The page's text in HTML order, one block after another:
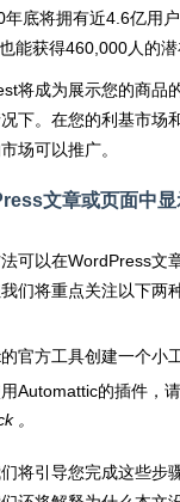
底将拥有近4.6亿用
能获得460,000人的潜
将成为展示您的商品
下。在您的利基市场
场可以推广。
文章或页面中
可以在WordPress文
们将重点关注以下两
官方工具创建一个小工
Automattic的插件，
。
将引导您完成这些步